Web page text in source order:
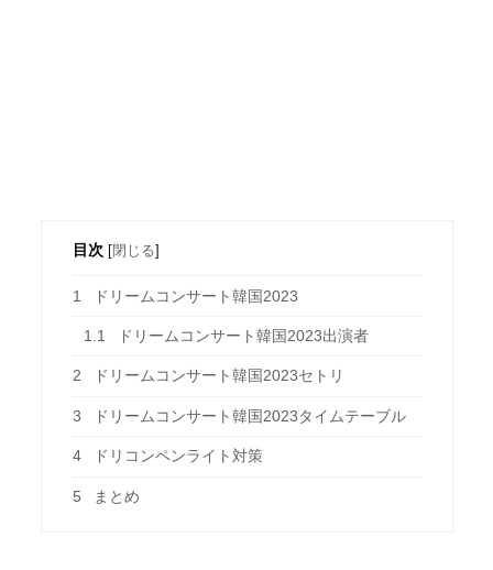
目次 [閉じる]
1 ドリームコンサート韓国2023
1.1 ドリームコンサート韓国2023出演者
2 ドリームコンサート韓国2023セトリ
3 ドリームコンサート韓国2023タイムテーブル
4 ドリコンペンライト対策
5 まとめ